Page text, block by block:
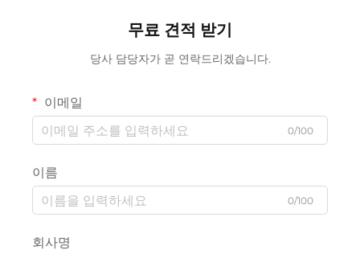
무료 견적 받기
당사 담당자가 곧 연락드리겠습니다.
이메일
0/100
이름
0/100
회사명